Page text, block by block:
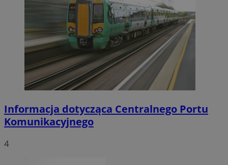
Informacja dotycząca Centralnego Portu
Komunikacyjnego
4